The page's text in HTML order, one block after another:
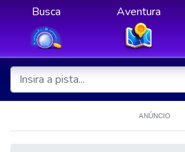
Busca Aventura
ANÚNCIO